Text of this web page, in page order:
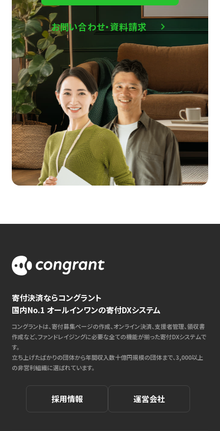
お問い合わせ・資料請求
寄付決済ならコングラント
国内No.1 オールインワンの寄付DXシステム
コングラントは、寄付募集ページの作成、オンライン決済、支援者管理、領収書
作成など、ファンドレイジングに必要な全ての機能が揃った寄付DXシステムで
す。
立ち上げたばかりの団体から年間収入数十億円規模の団体まで、3,000以上
の非営利組織に選ばれています。
採用情報 運営会社